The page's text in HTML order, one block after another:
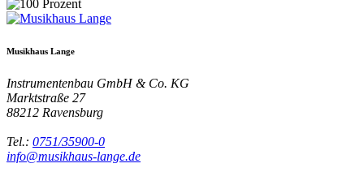
Musikhaus Lange
Instrumentenbau GmbH & Co. KG
Marktstraße 27
88212 Ravensburg
Tel.: 0751/35900-0
info@musikhaus-lange.de